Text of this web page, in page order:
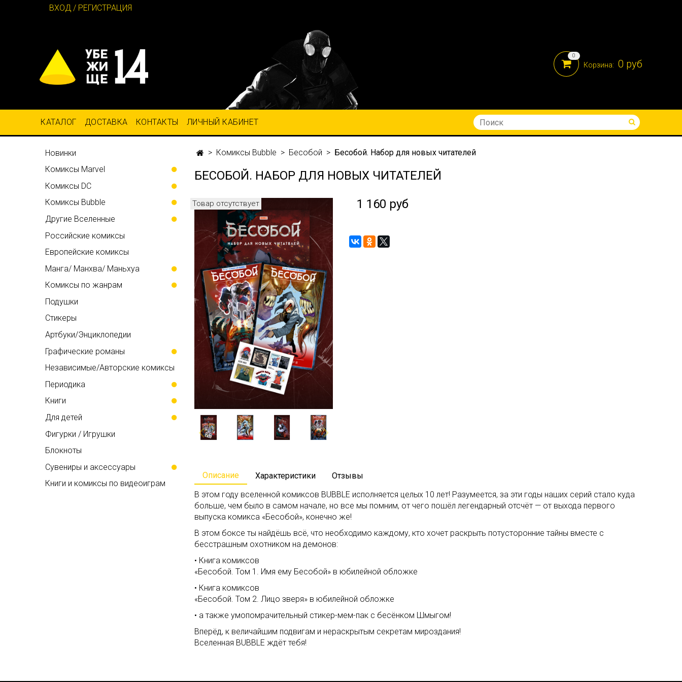
ВХОД / РЕГИСТРАЦИЯ
0
Корзина: 0 руб
КАТАЛОГ ДОСТАВКА КОНТАКТЫ ЛИЧНЫЙ КАБИНЕТ
Комиксы Bubble Бесобой Бесобой. Набор для новых читателей
БЕСОБОЙ. НАБОР ДЛЯ НОВЫХ ЧИТАТЕЛЕЙ
Товар отсутствует 1 160 руб
Описание
В этом году вселенной комиксов BUBBLE исполняется целых 10 лет! Разумеется, за эти годы наших серий стало куда
больше, чем было в самом начале, но все мы помним, от чего пошёл легендарный отсчёт — от выхода первого
выпуска комикса «Бесобой», конечно же!
В этом боксе ты найдёшь всё, что необходимо каждому, кто хочет раскрыть потусторонние тайны вместе с
бесстрашным охотником на демонов:
• Книга комиксов
«Бесобой. Том 1. Имя ему Бесобой» в юбилейной обложке
• Книга комиксов
«Бесобой. Том 2. Лицо зверя» в юбилейной обложке
• а также умопомрачительный стикер-мем-пак с бесёнком Шмыгом!
Вперёд, к величайшим подвигам и нераскрытым секретам мироздания!
Вселенная BUBBLE ждёт тебя!
Характеристики Отзывы
Новинки
Комиксы Marvel
Комиксы DC
Комиксы Bubble
Другие Вселенные
Российские комиксы
Европейские комиксы
Манга/ Манхва/ Маньхуа
Комиксы по жанрам
Подушки
Стикеры
Артбуки/Энциклопедии
Графические романы
Независимые/Авторские комиксы
Периодика
Книги
Для детей
Фигурки / Игрушки
Блокноты
Сувениры и аксессуары
Книги и комиксы по видеоиграм